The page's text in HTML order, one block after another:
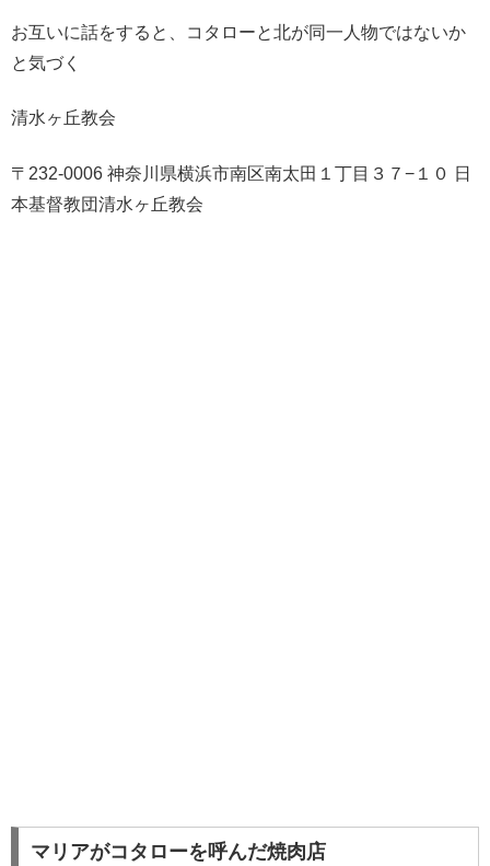
お互いに話をすると、コタローと北が同一人物ではないか
と気づく
清水ヶ丘教会
〒232-0006 神奈川県横浜市南区南太田１丁目３７−１０ 日
本基督教団清水ヶ丘教会
マリアがコタローを呼んだ焼肉店